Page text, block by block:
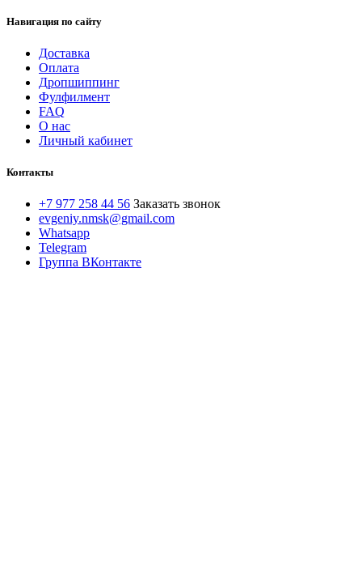
Навигация по сайту
Доставка
Оплата
Дропшиппинг
Фулфилмент
FAQ
О нас
Личный кабинет
Контакты
+7 977 258 44 56 Заказать звонок
evgeniy.nmsk@gmail.com
Whatsapp
Telegram
Группа ВКонтакте